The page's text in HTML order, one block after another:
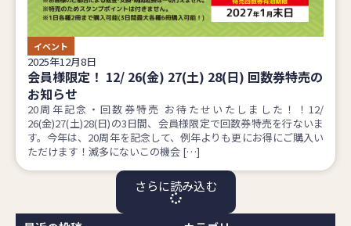
イベント
2025年12月8日
会員様限定！ 12/ 26(金) 27(土) 28(日) 回数券特売の
お知らせ
20周年記念・回数券特売 お待たせいたしました！！12/
26(金)27(土)28(日)の3日間、会員様限定で回数券特売を行ないま
す。今年は、20周年を記念して、例年よりも更にお得にご購入い
ただけます！滅多にないこの機会 […]
さらに読み込む